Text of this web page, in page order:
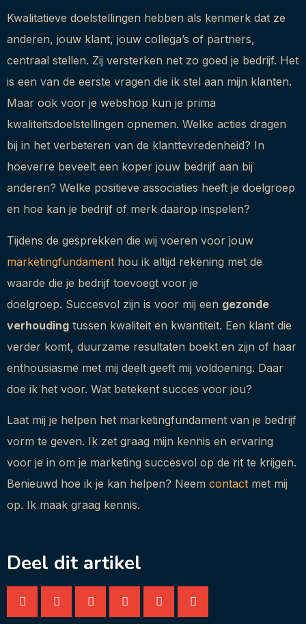
Kwalitatieve doelstellingen hebben als kenmerk dat ze
anderen, jouw klant, jouw collega’s of partners,
centraal stellen. Zij versterken net zo goed je bedrijf. Het
is een van de eerste vragen die ik stel aan mijn klanten.
Maar ook voor je webshop kun je prima
kwaliteitsdoelstellingen opnemen. Welke acties dragen
bij in het verbeteren van de klanttevredenheid? In
hoeverre beveelt een koper jouw bedrijf aan bij
anderen? Welke positieve associaties heeft je doelgroep
en hoe kan je bedrijf of merk daarop inspelen?
Tijdens de gesprekken die wij voeren voor jouw
marketingfundament hou ik altijd rekening met de
waarde die je bedrijf toevoegt voor je
doelgroep. Succesvol zijn is voor mij een gezonde
verhouding tussen kwaliteit en kwantiteit. Een klant die
verder komt, duurzame resultaten boekt en zijn of haar
enthousiasme met mij deelt geeft mij voldoening. Daar
doe ik het voor. Wat betekent succes voor jou?
Laat mij je helpen het marketingfundament van je bedrijf
vorm te geven. Ik zet graag mijn kennis en ervaring
voor je in om je marketing succesvol op de rit te krijgen.
Benieuwd hoe ik je kan helpen? Neem contact met mij
op. Ik maak graag kennis.
Deel dit artikel